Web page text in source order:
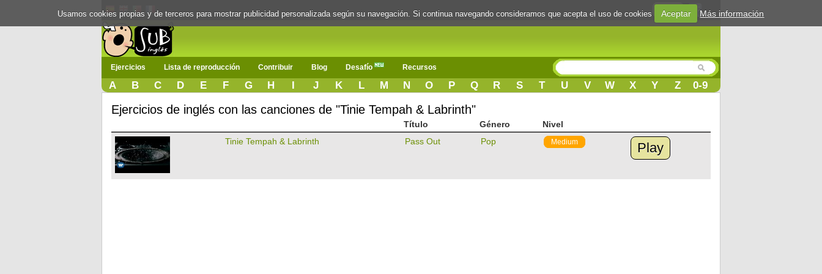
Login
Ejercicios Lista de reproducción Contribuir Blog Desafío Recursos
A B C D E F G H I J K L M N O P Q R S T U V W X Y Z 0-9
Ejercicios de inglés con las canciones de "Tinie Tempah & Labrinth"
Título Género
Nivel
Tinie Tempah & Labrinth
Pass Out Pop Medium Play
Usamos cookies propias y de terceros para mostrar publicidad personalizada según su navegación. Si continua navegando consideramos que acepta el uso de cookies Aceptar Más información